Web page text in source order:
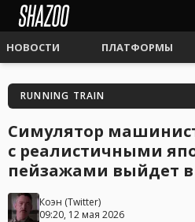
НОВОСТИ ПЛАТФОРМЫ
RUNNING TRAIN
Симулятор
с реалистичными
пейзажами выйдет в
Коэн (Twitter)
09:20, 12 мая 2026